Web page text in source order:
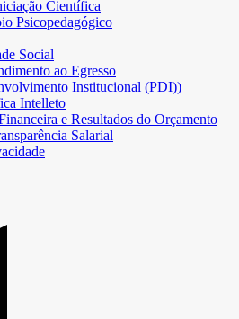
Científica
Psicopedagógico
Social
ao Egresso
Institucional (PDI))
Intelleto
e Resultados do Orçamento
Salarial